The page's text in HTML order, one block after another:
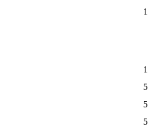
1
1
5
5
5